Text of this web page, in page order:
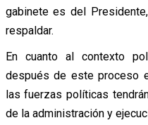
gabinete es del
respaldar.
En cuanto al contexto
después de este proceso
las fuerzas políticas
de la administración y